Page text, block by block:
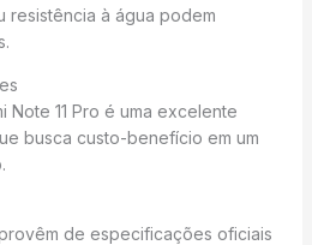
resistência à água podem
Note 11 Pro é uma excelente
busca custo-benefício em um
de especificações oficiais